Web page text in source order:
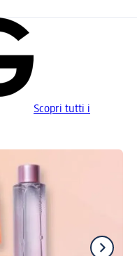
Scopri tutti i